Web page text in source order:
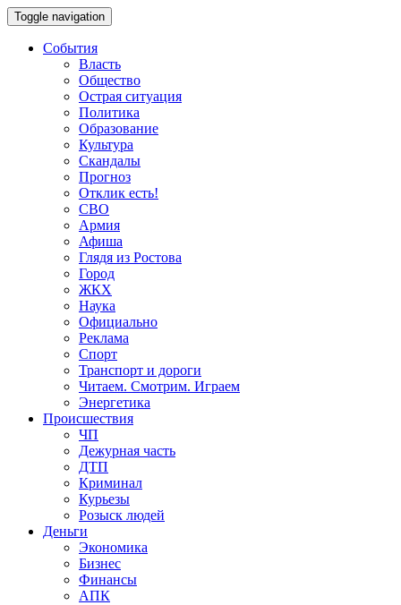
Toggle navigation
События
Власть
Общество
Острая ситуация
Политика
Образование
Культура
Скандалы
Прогноз
Отклик есть!
СВО
Армия
Афиша
Глядя из Ростова
Город
ЖКХ
Наука
Официально
Реклама
Спорт
Транспорт и дороги
Читаем. Смотрим. Играем
Энергетика
Происшествия
ЧП
Дежурная часть
ДТП
Криминал
Курьезы
Розыск людей
Деньги
Экономика
Бизнес
Финансы
АПК